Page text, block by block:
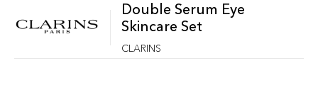
Double Serum Eye
Skincare Set
CLARINS